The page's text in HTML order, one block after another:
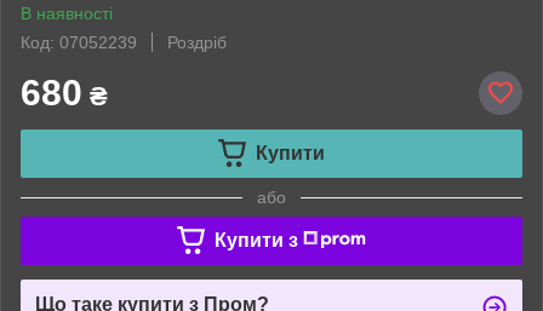
В наявності
Код: 07052239
Роздріб
680 ₴
Купити
або
Купити з
Що таке купити з Пром?